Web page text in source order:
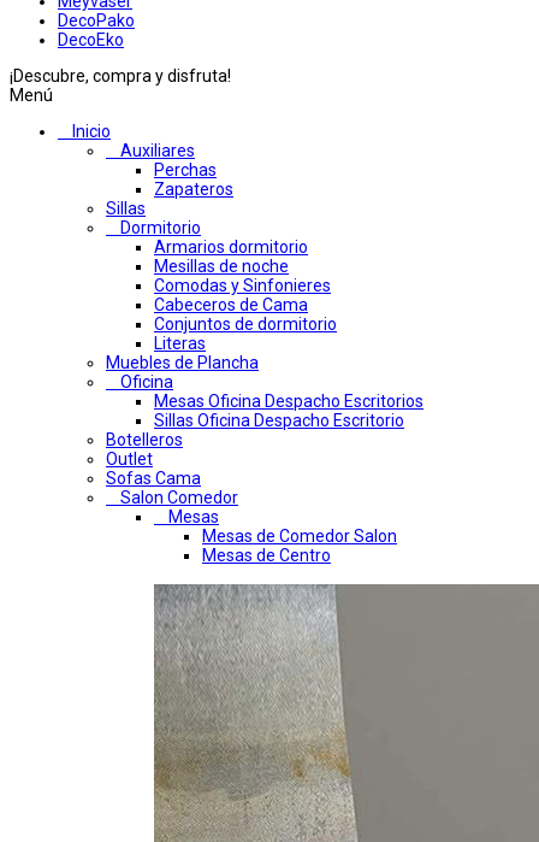
DecoPako
DecoEko
¡Descubre, compra y disfruta!
Menú
Inicio
Auxiliares
Perchas
Zapateros
Sillas
Dormitorio
Armarios dormitorio
Mesillas de noche
Comodas y Sinfonieres
Cabeceros de Cama
Conjuntos de dormitorio
Literas
Muebles de Plancha
Oficina
Mesas Oficina Despacho Escritorios
Sillas Oficina Despacho Escritorio
Botelleros
Outlet
Sofas Cama
Salon Comedor
Mesas
Mesas de Comedor Salon
Mesas de Centro